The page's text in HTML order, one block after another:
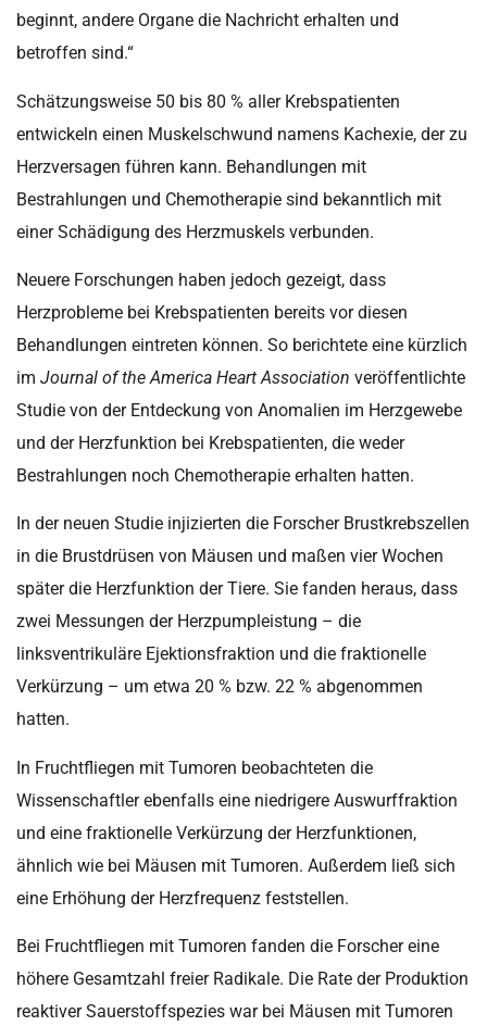
beginnt, andere Organe die Nachricht erhalten und
betroffen sind.“
Schätzungsweise 50 bis 80 % aller Krebspatienten
entwickeln einen Muskelschwund namens Kachexie, der zu
Herzversagen führen kann. Behandlungen mit
Bestrahlungen und Chemotherapie sind bekanntlich mit
einer Schädigung des Herzmuskels verbunden.
Neuere Forschungen haben jedoch gezeigt, dass
Herzprobleme bei Krebspatienten bereits vor diesen
Behandlungen eintreten können. So berichtete eine kürzlich
im Journal of the America Heart Association veröffentlichte
Studie von der Entdeckung von Anomalien im Herzgewebe
und der Herzfunktion bei Krebspatienten, die weder
Bestrahlungen noch Chemotherapie erhalten hatten.
In der neuen Studie injizierten die Forscher Brustkrebszellen
in die Brustdrüsen von Mäusen und maßen vier Wochen
später die Herzfunktion der Tiere. Sie fanden heraus, dass
zwei Messungen der Herzpumpleistung – die
linksventrikuläre Ejektionsfraktion und die fraktionelle
Verkürzung – um etwa 20 % bzw. 22 % abgenommen
hatten.
In Fruchtfliegen mit Tumoren beobachteten die
Wissenschaftler ebenfalls eine niedrigere Auswurffraktion
und eine fraktionelle Verkürzung der Herzfunktionen,
ähnlich wie bei Mäusen mit Tumoren. Außerdem ließ sich
eine Erhöhung der Herzfrequenz feststellen.
Bei Fruchtfliegen mit Tumoren fanden die Forscher eine
höhere Gesamtzahl freier Radikale. Die Rate der Produktion
reaktiver Sauerstoffspezies war bei Mäusen mit Tumoren